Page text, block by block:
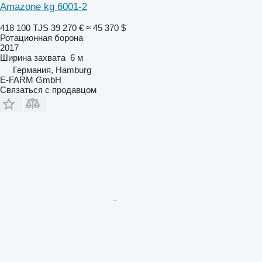
Amazone kg 6001-2
418 100 TJS 39 270 € ≈ 45 370 $
Ротационная борона
2017
Ширина захвата 6 м
Германия, Hamburg
E-FARM GmbH
Связаться с продавцом